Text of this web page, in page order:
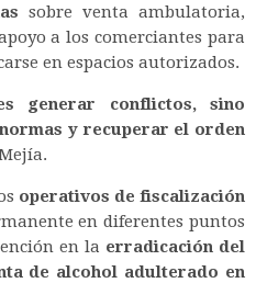
sobre venta ambulatoria,
a los comerciantes para
en espacios autorizados.
generar conflictos, sino
y recuperar el orden
operativos de fiscalización
en diferentes puntos
en la erradicación del
de alcohol adulterado en